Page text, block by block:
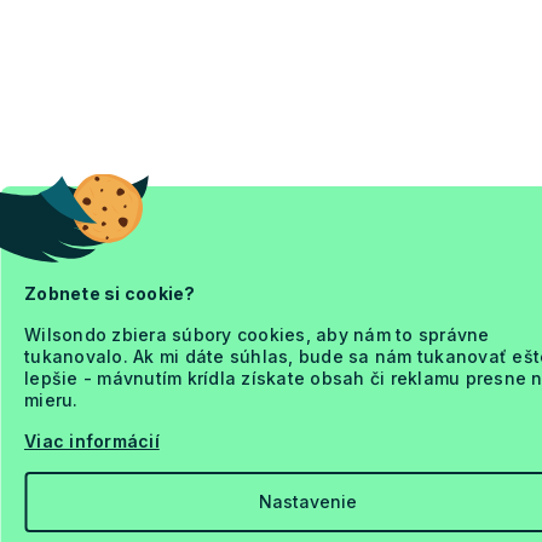
Zobnete si cookie?
Wilsondo zbiera súbory cookies, aby nám to správne
tukanovalo. Ak mi dáte súhlas, bude sa nám tukanovať
lepšie - mávnutím krídla získate obsah či reklamu presne
mieru.
Viac informácií
Nastavenie